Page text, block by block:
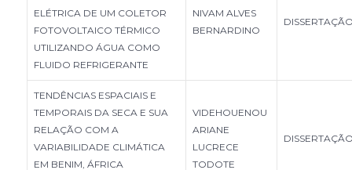
ELÉTRICA DE UM COLETOR
FOTOVOLTAICO TÉRMICO
UTILIZANDO ÁGUA COMO
FLUIDO REFRIGERANTE
NIVAM ALVES
BERNARDINO
TENDÊNCIAS ESPACIAIS E
TEMPORAIS DA SECA E SUA
RELAÇÃO COM A
VARIABILIDADE CLIMÁTICA
EM BENIM, ÁFRICA
VIDEHOUENOU
ARIANE
LUCRECE
TODOTE